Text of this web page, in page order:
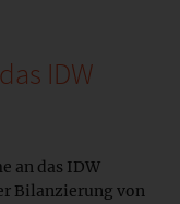
IDW
an das IDW
Bilanzierung von